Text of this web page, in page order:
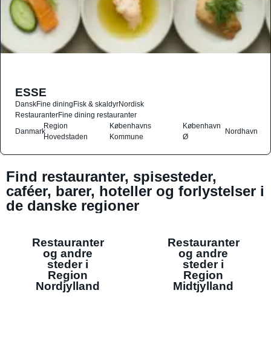
ESSE
DanskFine diningFisk & skaldyrNordisk
RestauranterFine dining restauranter
Danmark
Region
Hovedstaden
Københavns
Kommune
København
Ø
Nordhavn
Find restauranter, spisesteder,
caféer, barer, hoteller og forlystelser i
de danske regioner
Restauranter
og andre
steder i
Region
Nordjylland
Restauranter
og andre
steder i
Region
Midtjylland